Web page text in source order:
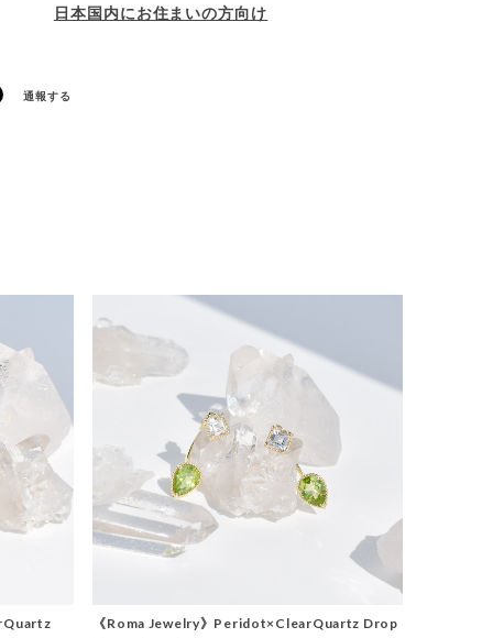
日本国内にお住まいの方向け
通報する
《Roma Jewelry》Peridot×ClearQuartz Drop